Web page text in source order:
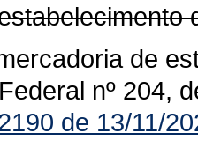
de
nº 204,
de 13/11/